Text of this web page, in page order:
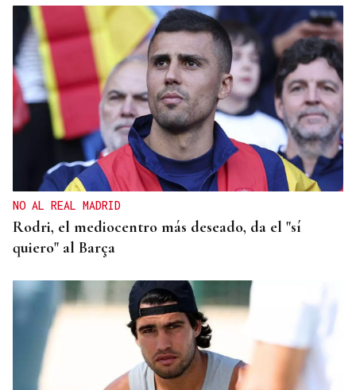
NO AL REAL MADRID
Rodri, el mediocentro más deseado, da el "sí
quiero" al Barça